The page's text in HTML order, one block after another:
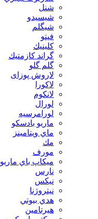
شنل
شيسيدو
شیگلم
فيتو
كلينيك
گراند كازمتيك
گلم گلو
لاروش پوزای
لاكورا
لانكوم
لورال
لورامرسيه
ماريو بادسكو
ماي ويتامينز
مك
مورف
ميكاپ باي ماريو
نارس
نيكس
نیتروژنا
هدي بيوتي
هیرتامین